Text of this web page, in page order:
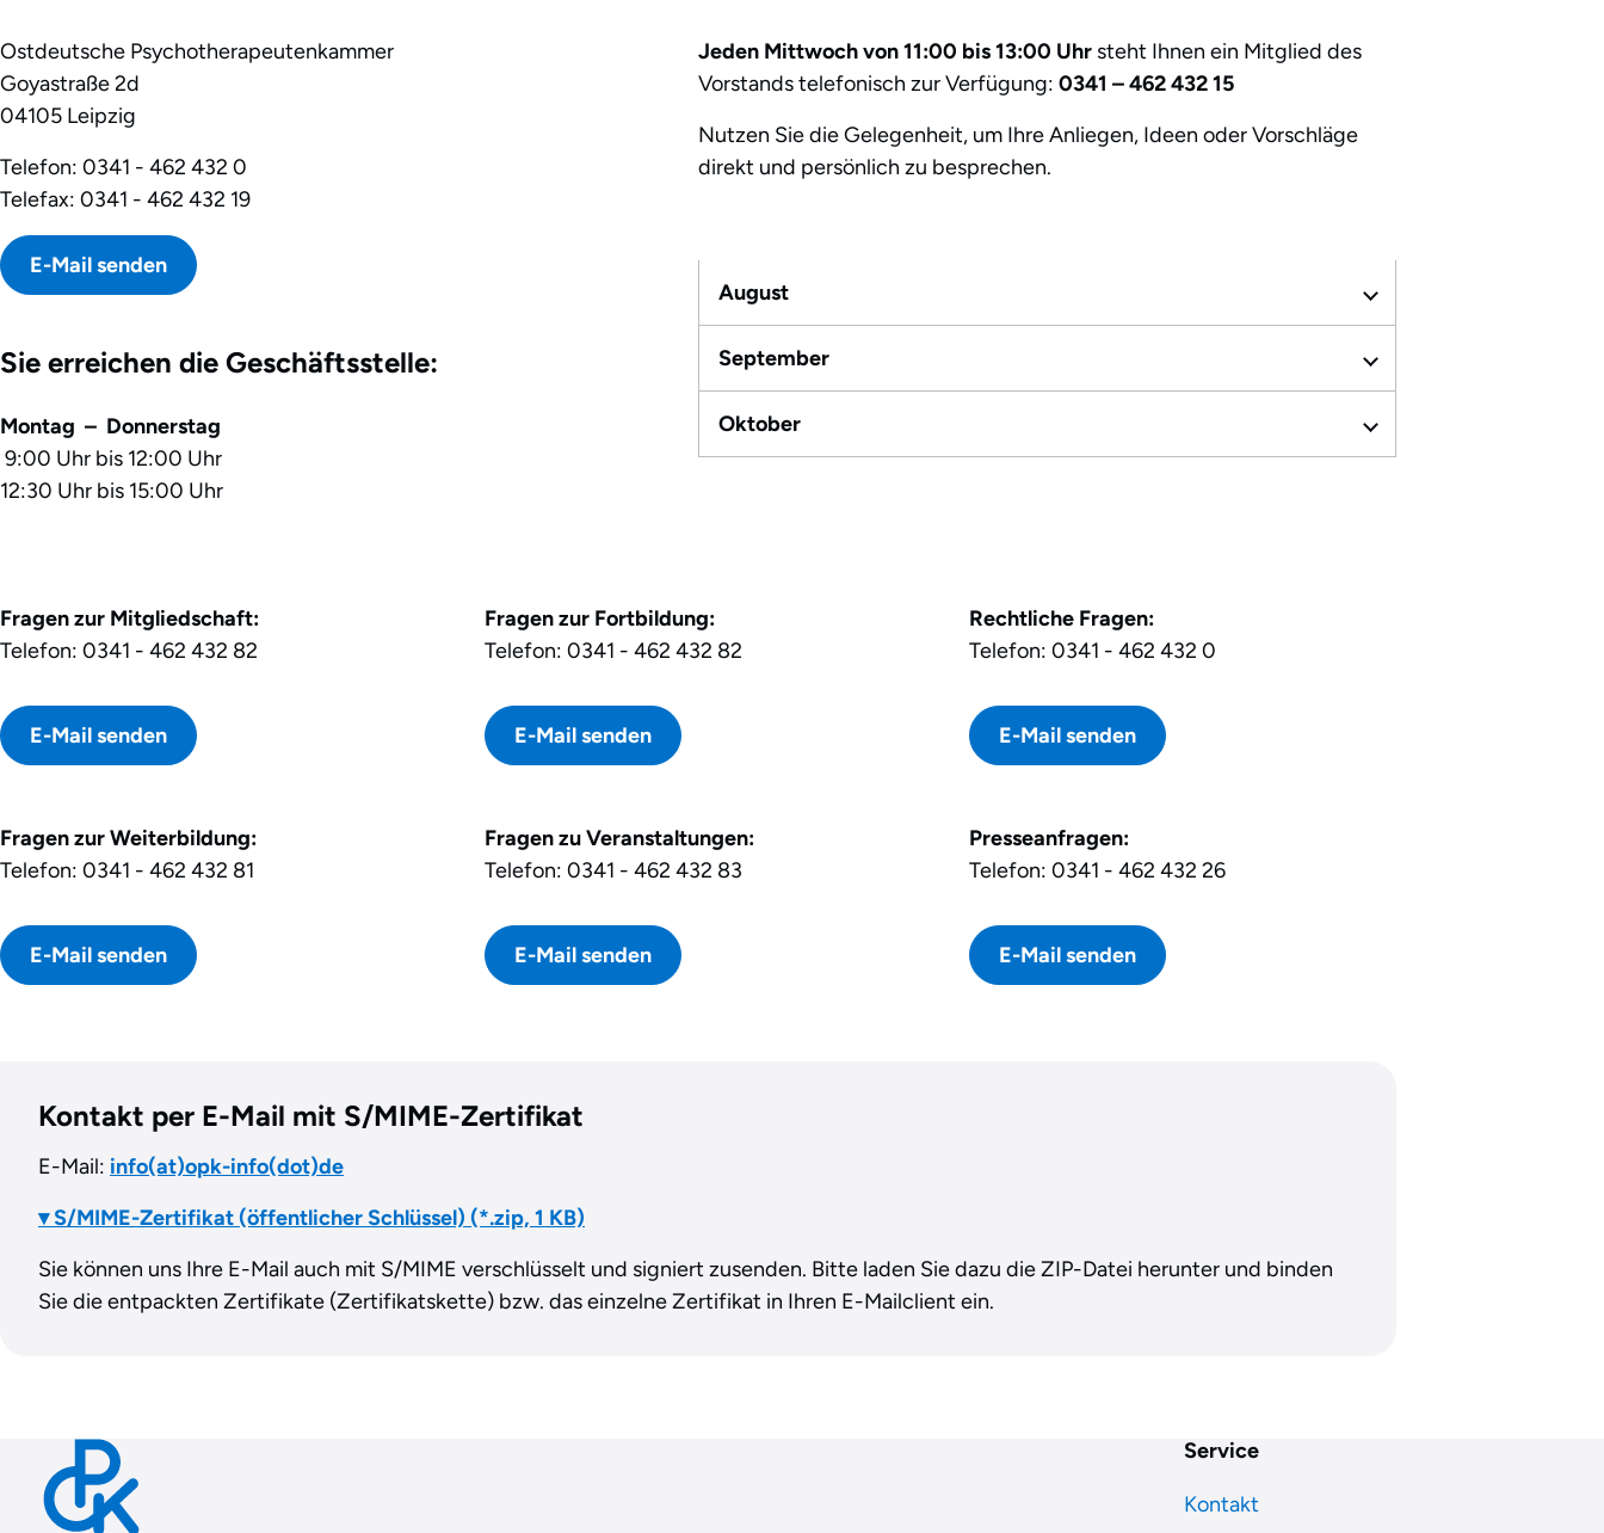
Ostdeutsche Psychotherapeutenkammer
Goyastraße 2d
04105 Leipzig
Telefon: 0341 - 462 432 0
Telefax: 0341 - 462 432 19
E-Mail senden
Sie erreichen die Geschäftsstelle:
Montag – Donnerstag
9:00 Uhr bis 12:00 Uhr
12:30 Uhr bis 15:00 Uhr
Jeden Mittwoch von 11:00 bis 13:00 Uhr steht Ihnen ein Mitglied des
Vorstands telefonisch zur Verfügung: 0341 – 462 432 15
Nutzen Sie die Gelegenheit, um Ihre Anliegen, Ideen oder Vorschläge
direkt und persönlich zu besprechen.
August
September
Oktober
Fragen zur Mitgliedschaft:
Telefon: 0341 - 462 432 82
E-Mail senden
Fragen zur Fortbildung:
Telefon: 0341 - 462 432 82
E-Mail senden
Rechtliche Fragen:
Telefon: 0341 - 462 432 0
E-Mail senden
Fragen zur Weiterbildung:
Telefon: 0341 - 462 432 81
E-Mail senden
Fragen zu Veranstaltungen:
Telefon: 0341 - 462 432 83
E-Mail senden
Presseanfragen:
Telefon: 0341 - 462 432 26
E-Mail senden
Kontakt per E-Mail mit S/MIME-Zertifikat
E-Mail: info(at)opk-info(dot)de
▾ S/MIME-Zertifikat (öffentlicher Schlüssel) (*.zip, 1 KB)
Sie können uns Ihre E-Mail auch mit S/MIME verschlüsselt und signiert zusenden. Bitte laden Sie dazu die ZIP-Datei herunter und binden
Sie die entpackten Zertifikate (Zertifikatskette) bzw. das einzelne Zertifikat in Ihren E-Mailclient ein.
Service
Kontakt
Contact